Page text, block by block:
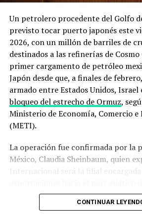
recogido en su sitio oficial, la
estadounidenseafirmó mantener
sobre la zona , mientras que el
detalló quedespliega escoltas
que embarcaciones comerciales
Pérsicopese a las hostilidades.
El derribo del dron y
buques que
La secuencia de incidentes de los
deterioro acelerado de la situación.
buque metanero cargado con gas
aguas cercanas a la entrada sur del
costas de Omán, lo que le provocó
Un petrolero procedente del Golfo
previsto tocar puerto japonés este
2026, con un millón de barriles de
destinados a las refinerías de
primer cargamento de petróleo
Japón desde que, a finales de
armado entre Estados Unidos,
bloqueo del estrecho de Ormuz,
Ministerio de Economía, Comercio
(METI).
La operación fue confirmada por la
México, Claudia Sheinbaum, quien
Internacional será la filial encargada
que, hasta ahora, no ha sido
mexicano.
CONTINUAR